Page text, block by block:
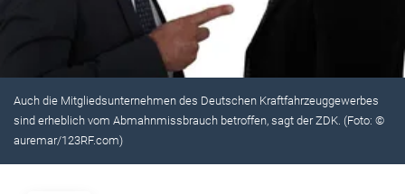
Auch die Mitgliedsunternehmen des Deutschen Kraftfahrzeuggewerbes
sind erheblich vom Abmahnmissbrauch betroffen, sagt der ZDK. (Foto: ©
auremar/123RF.com)